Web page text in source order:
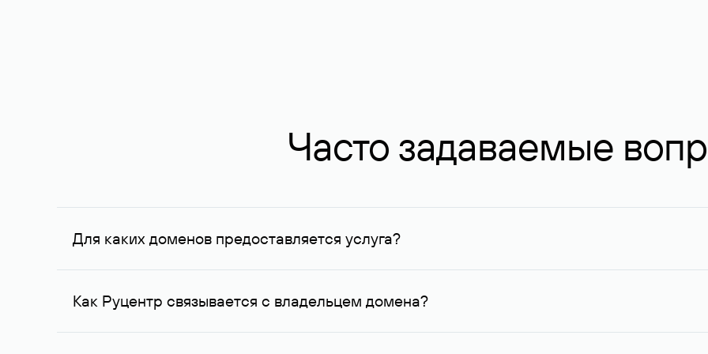
Часто задаваемые
Для каких доменов предоставляется услуга?
Услуга доступна для доменов, зарегистрированных в Руцентре и у других регистраторов. Для доменов,
Как Руцентр связывается с владельцем домена?
Для связи с владельцем домена используются его контактные данные, доступные Руцентру.